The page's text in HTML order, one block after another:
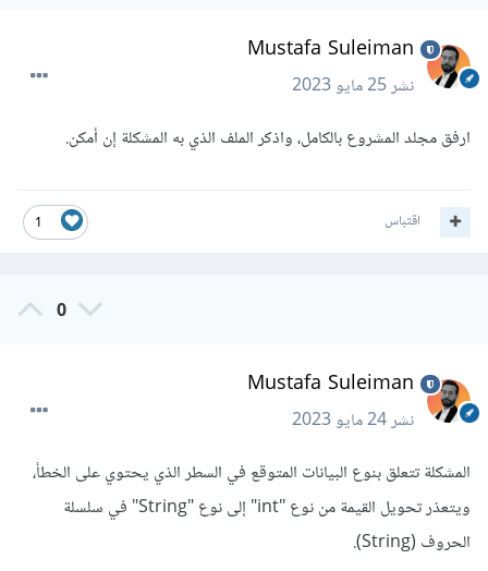
Mustafa Suleiman
نشر25 مايو 2023
ارفق مجلد المشروع بالكامل، واذكر الملف الذي به المشكلة إن أمكن.
1 اقتباس
0
Mustafa Suleiman
نشر24 مايو 2023
المشكلة تتعلق بنوع البيانات المتوقع في السطر الذي يحتوي على الخطأ،
ويتعذر تحويل القيمة من نوع "int" إلى نوع "String" في سلسلة
الحروف (String).